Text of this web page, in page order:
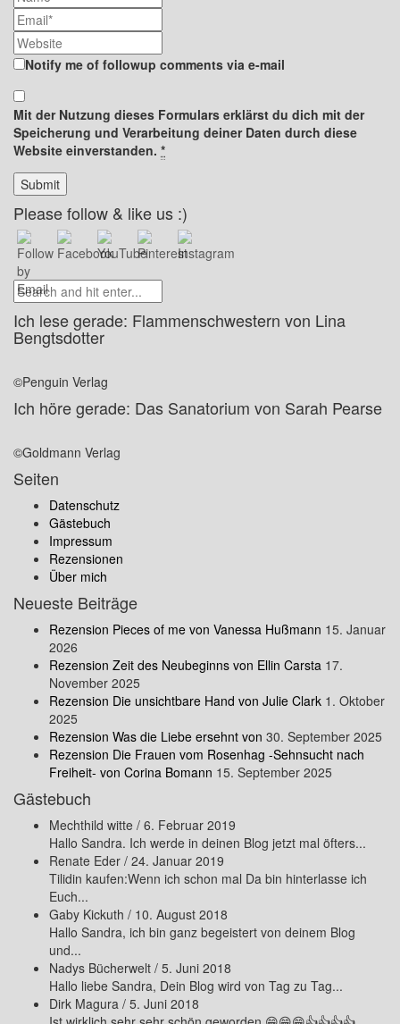
Notify me of followup comments via e-mail
Mit der Nutzung dieses Formulars erklärst du dich mit der
Speicherung und Verarbeitung deiner Daten durch diese
Website einverstanden. *
Please follow & like us :)
Ich lese gerade: Flammenschwestern von Lina
Bengtsdotter
©Penguin Verlag
Ich höre gerade: Das Sanatorium von Sarah Pearse
©Goldmann Verlag
Seiten
Datenschutz
Gästebuch
Impressum
Rezensionen
Über mich
Neueste Beiträge
Rezension Pieces of me von Vanessa Hußmann 15. Januar
2026
Rezension Zeit des Neubeginns von Ellin Carsta 17.
November 2025
Rezension Die unsichtbare Hand von Julie Clark 1. Oktober
2025
Rezension Was die Liebe ersehnt von 30. September 2025
Rezension Die Frauen vom Rosenhag -Sehnsucht nach
Freiheit- von Corina Bomann 15. September 2025
Gästebuch
Mechthild witte / 6. Februar 2019
Hallo Sandra. Ich werde in deinen Blog jetzt mal öfters...
Renate Eder / 24. Januar 2019
Tilidin kaufen:Wenn ich schon mal Da bin hinterlasse ich
Euch...
Gaby Kickuth / 10. August 2018
Hallo Sandra, ich bin ganz begeistert von deinem Blog
und...
Nadys Bücherwelt / 5. Juni 2018
Hallo liebe Sandra, Dein Blog wird von Tag zu Tag...
Dirk Magura / 5. Juni 2018